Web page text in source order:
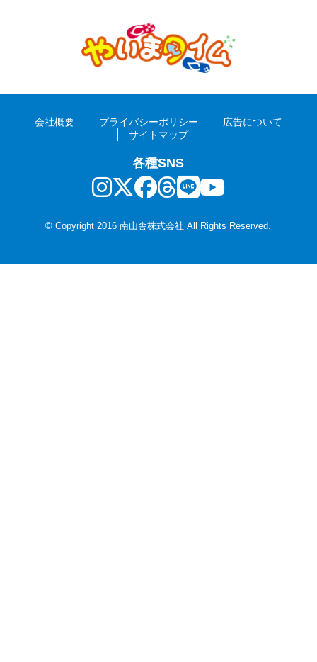
会社概要 プライバシーポリシー
広告について
サイトマップ
各種SNS
© Copyright 2016 南山舎株式会社 All Rights Reserved.